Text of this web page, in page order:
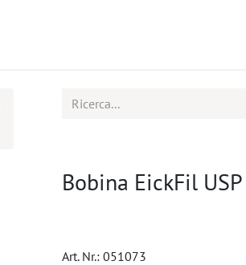
Bobina EickFil
Art. Nr.: 051073